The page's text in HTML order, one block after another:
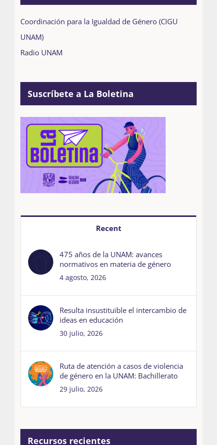
Coordinación para la Igualdad de Género (CIGU
UNAM)
Radio UNAM
Suscríbete a La Boletina
Recent
475 años de la UNAM: avances
normativos en materia de género
4 agosto, 2026
Resulta insustituible el intercambio de
ideas en educación
30 julio, 2026
Ruta de atención a casos de violencia
de género en la UNAM: Bachillerato
29 julio, 2026
Recursos recientes